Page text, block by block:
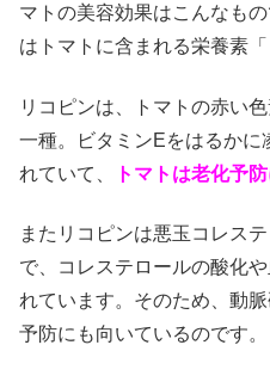
マトの美容効果はこんなも
はトマトに含まれる栄養素「
リコピンは、トマトの赤い
一種。ビタミンEをはるかに
れていて、
トマトは老化予
またリコピンは悪玉コレス
で、コレステロールの酸化
れています。そのため、動
予防にも向いているのです。